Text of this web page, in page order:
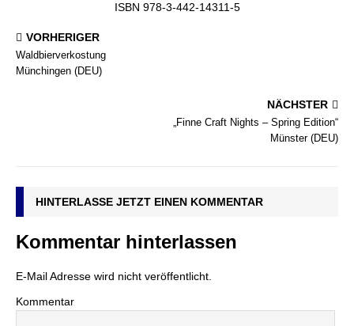
ISBN 978-3-442-14311-5
VORHERIGER
Waldbierverkostung
Münchingen (DEU)
NÄCHSTER
„Finne Craft Nights – Spring Edition“
Münster (DEU)
HINTERLASSE JETZT EINEN KOMMENTAR
Kommentar hinterlassen
E-Mail Adresse wird nicht veröffentlicht.
Kommentar